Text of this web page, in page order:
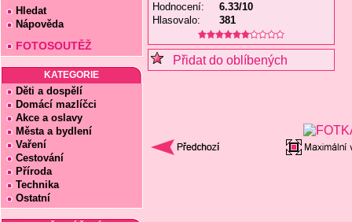
Hledat
Nápověda
FOTOSOUTĚŽ
KATEGORIE
Děti a dospělí
Domácí mazlíčci
Akce a oslavy
Města a bydlení
Vaření
Cestování
Příroda
Technika
Ostatní
Hodnocení:
6.33/10
Hlasovalo:
381
Přidat do oblíbených